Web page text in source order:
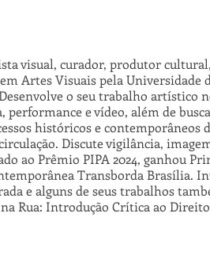
visual, curador, produtor
Artes Visuais pela Universidade
o seu trabalho artístico
performance e vídeo, além de
históricos e contemporâneos
Discute vigilância,
ao Prêmio PIPA 2024, ganhou
Transborda Brasília.
e alguns de seus trabalhos
Rua: Introdução Crítica ao